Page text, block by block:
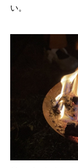
い。